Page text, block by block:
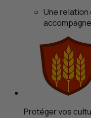
Une relation
Protéger vos